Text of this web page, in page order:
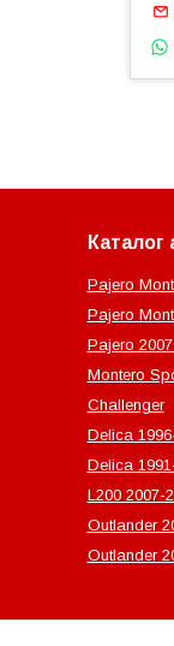
Каталог
Pajero
Pajero
Pajero
Montero
Challenger
Delica
Delica
L200 2007-
Outlander‎
Outlander‎